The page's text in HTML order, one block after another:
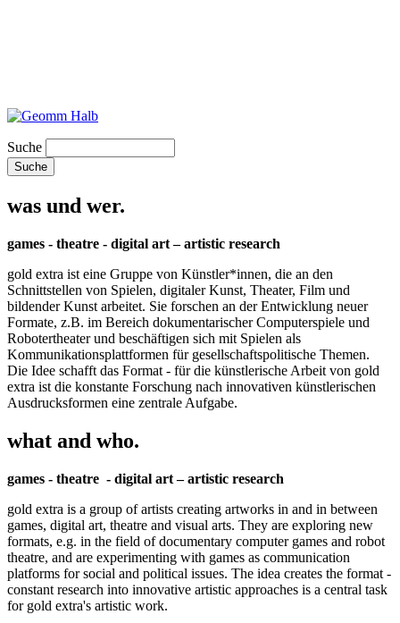
Suche
was und wer.
games - theatre - digital art – artistic research
gold extra ist eine Gruppe von Künstler*innen, die an den
Schnittstellen von Spielen, digitaler Kunst, Theater, Film und
bildender Kunst arbeitet. Sie forschen an der Entwicklung neuer
Formate, z.B. im Bereich dokumentarischer Computerspiele und
Robotertheater und beschäftigen sich mit Spielen als
Kommunikationsplattformen für gesellschaftspolitische Themen.
Die Idee schafft das Format - für die künstlerische Arbeit von gold
extra ist die konstante Forschung nach innovativen künstlerischen
Ausdrucksformen eine zentrale Aufgabe.
what and who.
games - theatre - digital art – artistic research
gold extra is a group of artists creating artworks in and in between
games, digital art, theatre and visual arts. They are exploring new
formats, e.g. in the field of documentary computer games and robot
theatre, and are experimenting with games as communication
platforms for social and political issues. The idea creates the format -
constant research into innovative artistic approaches is a central task
for gold extra's artistic work.